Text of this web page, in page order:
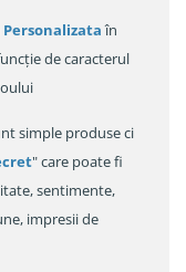
în
de caracterul
simple produse ci
" care poate fi
sentimente,
impresii de